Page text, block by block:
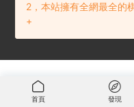
© 2021 棋牌源碼下載網網站
首頁 發現
2，本站擁有全網最全的
+